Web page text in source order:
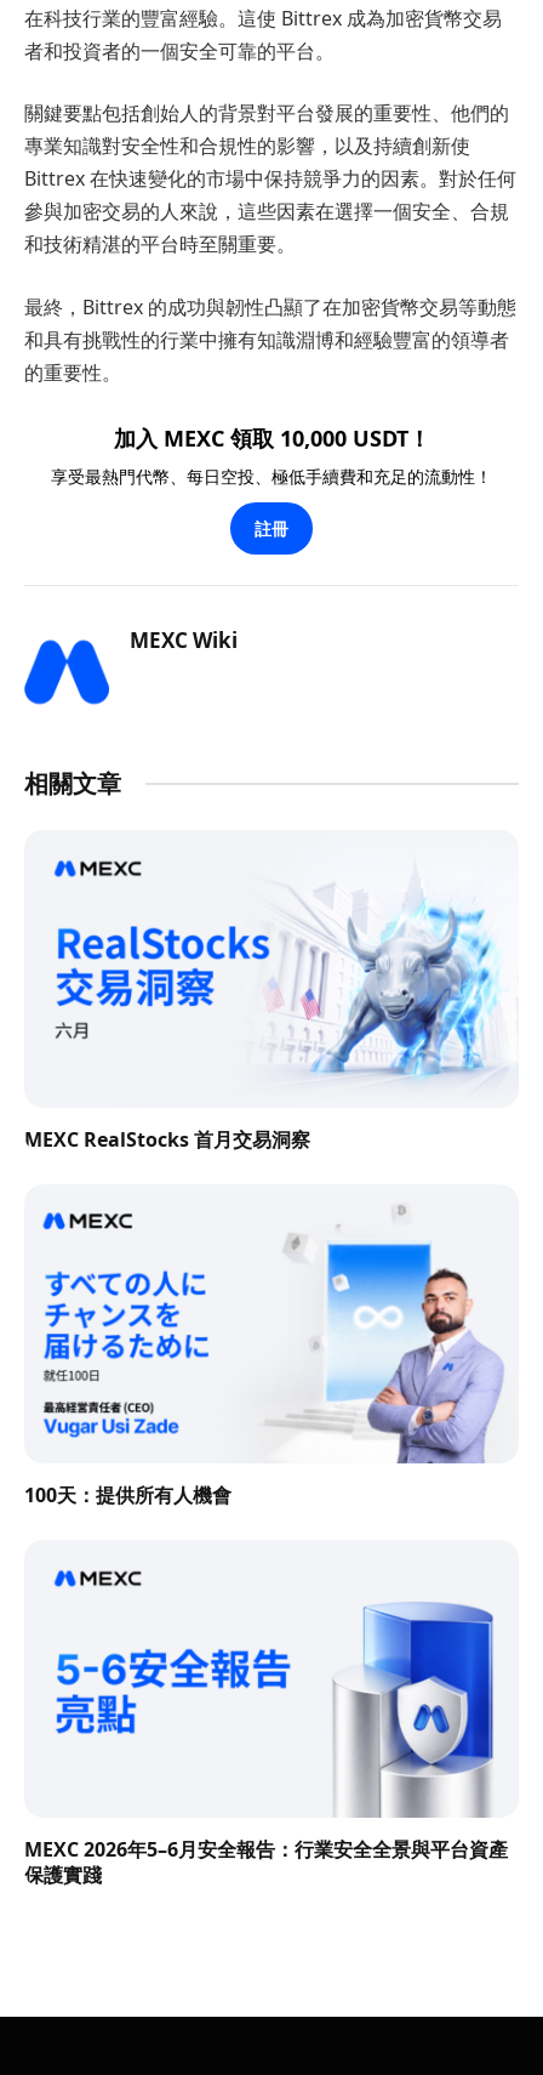
在科技行業的豐富經驗。這使 Bittrex 成為加密貨幣交易
者和投資者的一個安全可靠的平台。
關鍵要點包括創始人的背景對平台發展的重要性、他們的
專業知識對安全性和合規性的影響，以及持續創新使
Bittrex 在快速變化的市場中保持競爭力的因素。對於任何
參與加密交易的人來說，這些因素在選擇一個安全、合規
和技術精湛的平台時至關重要。
最終，Bittrex 的成功與韌性凸顯了在加密貨幣交易等動態
和具有挑戰性的行業中擁有知識淵博和經驗豐富的領導者
的重要性。
加入 MEXC 領取 10,000 USDT！
享受最熱門代幣、每日空投、極低手續費和充足的流動性！
註冊
MEXC Wiki
相關文章
MEXC RealStocks 首月交易洞察
100天：提供所有人機會
MEXC 2026年5–6月安全報告：行業安全全景與平台資產
保護實踐